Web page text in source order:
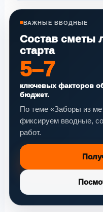
ВАЖНЫЕ ВВОДНЫЕ
Состав сметы
старта
5–7
ключевых факторов
бюджет.
По теме «Заборы из
фиксируем вводные,
работ.